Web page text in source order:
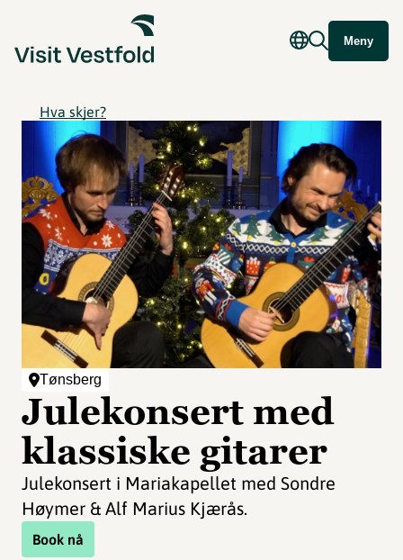
Meny
Hva skjer?
Tønsberg
Julekonsert med
klassiske gitarer
Julekonsert i Mariakapellet med Sondre
Høymer & Alf Marius Kjærås.
Book nå